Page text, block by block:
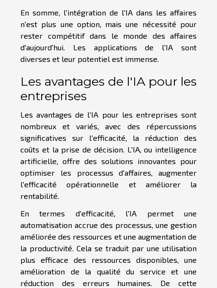
En somme, l'intégration de l'IA dans les affaires
n'est plus une option, mais une nécessité pour
rester compétitif dans le monde des affaires
d'aujourd'hui. Les applications de l'IA sont
diverses et leur potentiel est immense.
Les avantages de l'IA pour les
entreprises
Les avantages de l'IA pour les entreprises sont
nombreux et variés, avec des répercussions
significatives sur l'efficacité, la réduction des
coûts et la prise de décision. L'IA, ou intelligence
artificielle, offre des solutions innovantes pour
optimiser les processus d'affaires, augmenter
l'efficacité opérationnelle et améliorer la
rentabilité.
En termes d'efficacité, l'IA permet une
automatisation accrue des processus, une gestion
améliorée des ressources et une augmentation de
la productivité. Cela se traduit par une utilisation
plus efficace des ressources disponibles, une
amélioration de la qualité du service et une
réduction des erreurs humaines. De cette